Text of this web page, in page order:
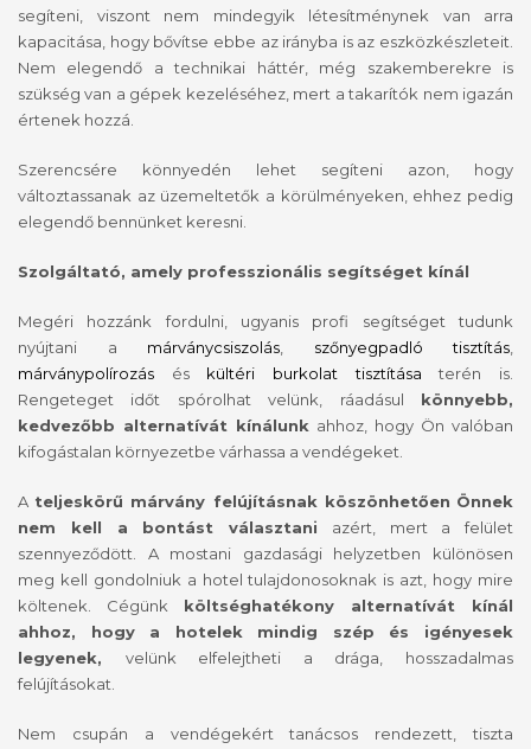
segíteni, viszont nem mindegyik létesítménynek van arra
kapacitása, hogy bővítse ebbe az irányba is az eszközkészleteit.
Nem elegendő a technikai háttér, még szakemberekre is
szükség van a gépek kezeléséhez, mert a takarítók nem igazán
értenek hozzá.
Szerencsére könnyedén lehet segíteni azon, hogy
változtassanak az üzemeltetők a körülményeken, ehhez pedig
elegendő bennünket keresni.
Szolgáltató, amely professzionális segítséget kínál
Megéri hozzánk fordulni, ugyanis profi segítséget tudunk
nyújtani a márványcsiszolás szőnyegpadló tisztítás
márványpolírozás és kültéri burkolat tisztítása terén is.
Rengeteget időt spórolhat velünk, ráadásul könnyebb,
kedvezőbb alternatívát kínálunk ahhoz, hogy Ön valóban
kifogástalan környezetbe várhassa a vendégeket.
A teljeskörű márvány felújításnak köszönhetően Önnek
nem kell a bontást választani azért, mert a felület
szennyeződött. A mostani gazdasági helyzetben különösen
meg kell gondolniuk a hotel tulajdonosoknak is azt, hogy mire
költenek. Cégünk költséghatékony alternatívát kínál
ahhoz, hogy a hotelek mindig szép és igényesek
legyenek, velünk elfelejtheti a drága, hosszadalmas
felújításokat.
Nem csupán a vendégekért tanácsos rendezett, tiszta